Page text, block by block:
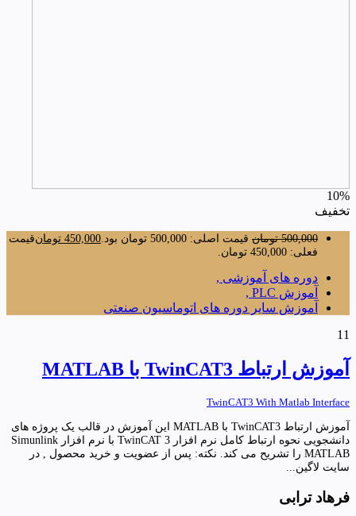
10%
تخفیف
500,000 تومان قیمت اصلی: 500,000 تومان بود. 450,000 تومانقیمت
فعلی: 450,000 تومان.
دوره های آموزشی ,
آموزش PLC ,
آموزش سایر دوره های اتوماسیون صنعتی
11
آموزش ارتباط TwinCAT3 با MATLAB
TwinCAT3 With Matlab Interface
آموزش ارتباط TwinCAT3 با MATLAB این آموزش در قالب یک پروژه های
دانشجویی نحوه ارتباط کامل نرم افزار TwinCAT 3 با نرم افزار Simunlink
MATLAB را تشریح می کند. نکته: پس از عضویت و خرید محصول , در
سایت لاگین...
فرهاد ترابی